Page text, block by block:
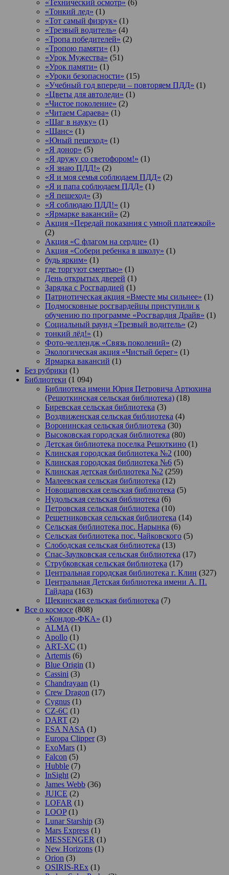
«Технический осмотр» (6)
«Тонкий лед» (1)
«Тот самый физрук» (1)
«Трезвый водитель» (4)
«Тропа победителей» (2)
«Тропою памяти» (1)
«Урок Мужества» (51)
«Урок памяти» (1)
«Уроки безопасности» (15)
«Учебный год впереди – повторяем ПДД» (1)
«Цветы для автоледи» (1)
«Чистое поколение» (2)
«Читаем Сараева» (1)
«Шаг в науку» (1)
«Шанс» (1)
«Юный пешеход» (1)
«Я донор» (5)
«Я дружу со светофором!» (1)
«Я знаю ПДД!» (2)
«Я и моя семья соблюдаем ПДД» (2)
«Я и папа соблюдаем ПДД» (1)
«Я пешеход» (3)
«Я соблюдаю ПДД!» (1)
«Ярмарке вакансий» (2)
Акция «Передай показания с умной платежкой»
(2)
Акция «С флагом на сердце» (1)
Акция «Собери ребенка в школу» (1)
будь ярким» (1)
где торгуют смертью» (1)
День открытых дверей (1)
Зарядка с Росгвардией (1)
Патриотическая акция «Вместе мы сильнее» (1)
Подмосковные росгвардейцы приступили к
обучению по программе «Росгвардия Драйв» (1)
Социальный раунд «Трезвый водитель» (2)
тонкий лёд!» (1)
Фото-челлендж «Связь поколений» (2)
Экологическая акция «Чистый берег» (1)
Ярмарка вакансий (1)
Без рубрики (1)
Библиотеки (1 094)
Библиотека имени Юрия Петровича Артюхина
(Решоткинская сельская библиотека) (18)
Биревская сельская библиотека (3)
Воздвиженская сельская библиотека (4)
Воронинская сельская библиотека (30)
Высоковская городская библиотека (80)
Детская библиотека поселка Решоткино (1)
Клинская городская библиотека №2 (100)
Клинская городская библиотека №6 (5)
Клинская детская библиотека №2 (259)
Малеевская сельская библиотека (12)
Новощаповская сельская библиотека (5)
Нудольская сельская библиотека (6)
Петровская сельская библиотека (10)
Решетниковская сельская библиотека (14)
Сельская библиотека пос. Нарынка (6)
Сельская библиотека пос. Чайковского (5)
Слободская сельская библиотека (13)
Спас-Заулковская сельская библиотека (17)
Струбковская сельская библиотека (17)
Центральная городская библиотека г. Клин (327)
Центральная Детская библиотека имени А. П.
Гайдара (163)
Щекинская сельская библиотека (7)
Все о космосе (808)
«Кондор-ФКА» (1)
ALMA (1)
Apollo (1)
ART-XC (1)
Artemis (6)
Blue Origin (1)
Cassini (3)
Chandrayaan (1)
Crew Dragon (17)
Cygnus (1)
CZ-6C (1)
DART (2)
ESA NASA (1)
Europa Clipper(3)
ExoMars (1)
Falcon (5)
Hubble (7)
InSight (2)
James Webb (36)
JUICE (2)
LOFAR (1)
LOOP(1)
Lunar Starship (3)
Mars Express (1)
MESSENGER (1)
New Horizons (1)
Orion (3)
OSIRIS-REx (1)